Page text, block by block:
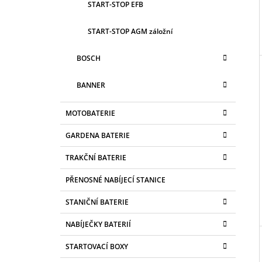
START-STOP EFB
START-STOP AGM záložní
BOSCH
BANNER
MOTOBATERIE
GARDENA BATERIE
TRAKČNÍ BATERIE
PŘENOSNÉ NABÍJECÍ STANICE
STANIČNÍ BATERIE
NABÍJEČKY BATERIÍ
STARTOVACÍ BOXY